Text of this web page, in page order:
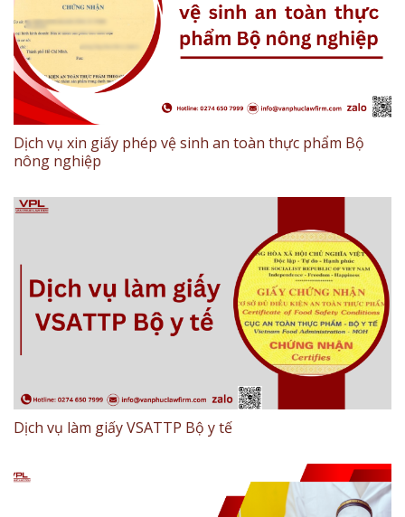
Dịch vụ xin giấy phép vệ sinh an toàn thực phẩm Bộ
nông nghiệp
Dịch vụ làm giấy VSATTP Bộ y tế